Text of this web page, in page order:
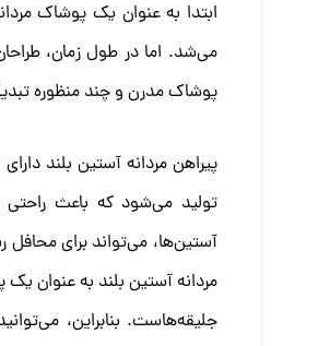
ابتدا به عنوان یک پوشاک
می‌شد. اما در طول زمان،
پوشاک مدرن و چند منظوره
پیراهن مردانه آستین بلند
تولید می‌شود که باعث
آستین‌ها، می‌تواند برای
مردانه آستین بلند به عنوان یک
جلیقه‌هاست. بنابراین،